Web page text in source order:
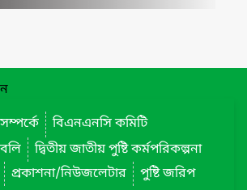
বিএনএনসি কমিটি
দ্বিতীয় জাতীয় পুষ্টি কর্মপরিকল্পনা
প্রকাশনা/নিউজলেটার
পুষ্টি জরিপ